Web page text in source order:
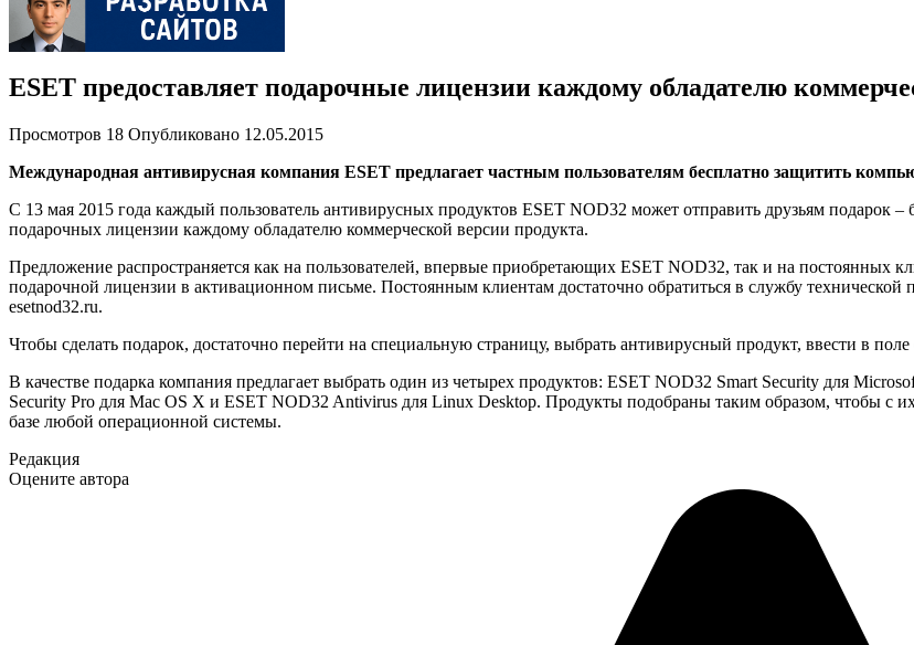
ESET предоставляет подарочные лицензии каждому обладателю
Просмотров 18 Опубликовано 12.05.2015
Международная антивирусная компания ESET предлагает частным пользователям бесплатно защитить
С 13 мая 2015 года каждый пользователь антивирусных продуктов ESET NOD32 может отправить друзьям подарок
подарочных лицензии каждому обладателю коммерческой версии продукта.
Предложение распространяется как на пользователей, впервые приобретающих ESET NOD32, так и на постоянных
подарочной лицензии в активационном письме. Постоянным клиентам достаточно обратиться в службу
esetnod32.ru.
Чтобы сделать подарок, достаточно перейти на специальную страницу, выбрать антивирусный продукт, ввести в
В качестве подарка компания предлагает выбрать один из четырех продуктов: ESET NOD32 Smart Security для
Security Pro для Mac OS X и ESET NOD32 Antivirus для Linux Desktop. Продукты подобраны таким образом, чтобы
базе любой операционной системы.
Редакция
Оцените автора